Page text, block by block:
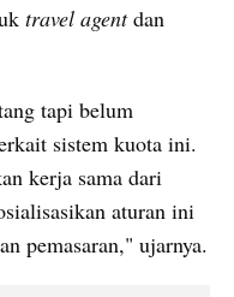
travel agent dan
tapi belum
sistem kuota ini.
kerja sama dari
aturan ini
pemasaran," ujarnya.